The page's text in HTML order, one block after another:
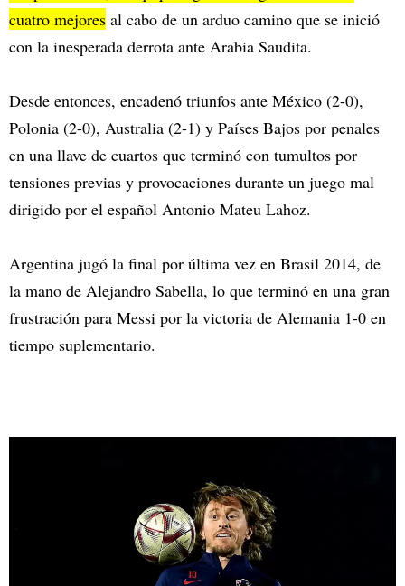
cuatro mejores al cabo de un arduo camino que se inició
con la inesperada derrota ante Arabia Saudita.
Desde entonces, encadenó triunfos ante México (2-0),
Polonia (2-0), Australia (2-1) y Países Bajos por penales
en una llave de cuartos que terminó con tumultos por
tensiones previas y provocaciones durante un juego mal
dirigido por el español Antonio Mateu Lahoz.
Argentina jugó la final por última vez en Brasil 2014, de
la mano de Alejandro Sabella, lo que terminó en una gran
frustración para Messi por la victoria de Alemania 1-0 en
tiempo suplementario.